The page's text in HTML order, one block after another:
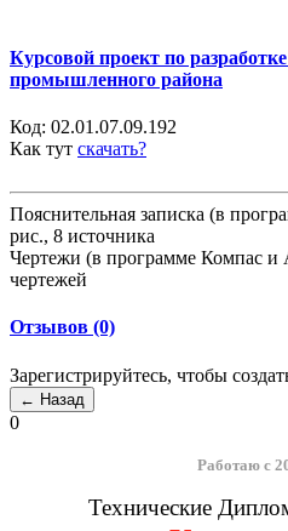
Курсовой проект по
промышленного района
Код: 02.01.07.09.192
Как тут скачать?
Пояснительная записка (в
рис., 8 источника
Чертежи (в программе Компас и
чертежей
Отзывов (0)
Зарегистрируйтесь, чтобы
0
Работаю с
Технические